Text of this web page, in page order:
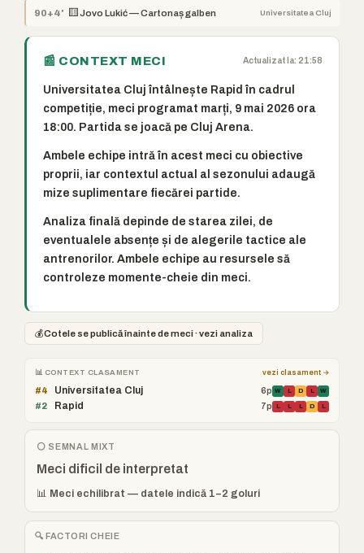
90+4' 🟨 Jovo Lukić — Cartonaș galben Universitatea Cluj
📰 CONTEXT MECI Actualizat la: 21:58
Universitatea Cluj întâlnește Rapid în cadrul
competiție, meci programat marți, 9 mai 2026 ora
18:00. Partida se joacă pe Cluj Arena.
Ambele echipe intră în acest meci cu obiective
proprii, iar contextul actual al sezonului adaugă
mize suplimentare fiecărei partide.
Analiza finală depinde de starea zilei, de
eventualele absențe și de alegerile tactice ale
antrenorilor. Ambele echipe au resursele să
controleze momente-cheie din meci.
💰Cotele se publică înainte de meci · vezi analiza
📊 CONTEXT CLASAMENT vezi clasament →
#4 Universitatea Cluj 6p W L D L W
#2 Rapid 7p L L L D L
⚪ SEMNAL MIXT
Meci dificil de interpretat
📊 Meci echilibrat — datele indică 1–2 goluri
🔍 FACTORI CHEIE